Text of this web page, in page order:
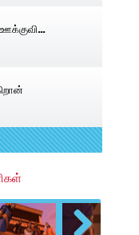
ரெபேக்காள் வஞ்சகத்தை ஊக்குவிக்கிறாள்